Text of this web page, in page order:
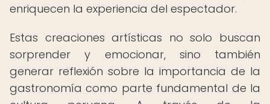
enriquecen la experiencia del espectador.
Estas creaciones artísticas no solo buscan
sorprender y emocionar, sino también
generar reflexión sobre la importancia de la
gastronomía como parte fundamental de la